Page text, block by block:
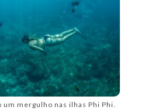
mergulho nas ilhas Phi Phi.